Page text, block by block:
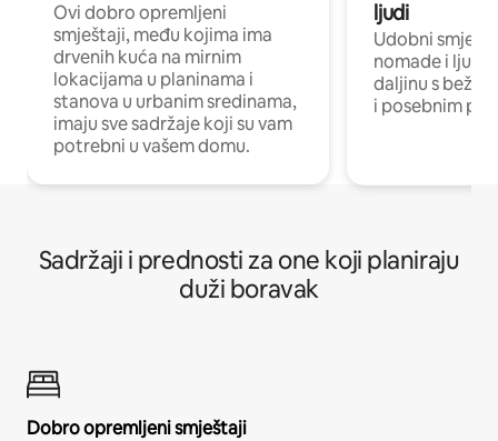
Ovi dobro opremljeni
smještaji, među kojima ima
drvenih kuća na mirnim
lokacijama u planinama i
stanova u urbanim sredinama,
imaju sve sadržaje koji su vam
potrebni u vašem domu.
ljudi
Udobni
nomade i ljude
daljinu s
i posebnim
Sadržaji i prednosti za one koji planiraju
duži boravak
Dobro opremljeni smještaji